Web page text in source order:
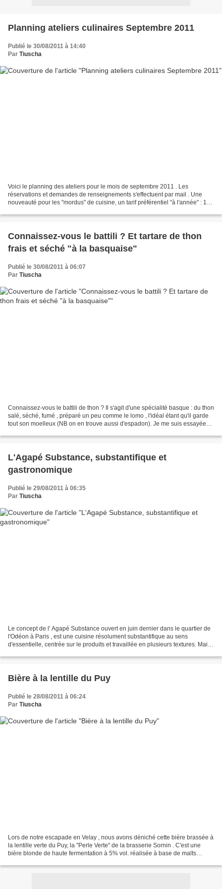
Planning ateliers culinaires Septembre 2011
Publié le 30/08/2011 à 14:40
Par Tiuscha
Voici le planning des ateliers pour le mois de septembre 2011 . Les
réservations et demandes de renseignements s'effectuent par mail . Une
nouveauté pour les "mordus" de cuisine, un tarif préférentiel "à l'année" : 150
Connaissez-vous le battili ? Et tartare de thon
frais et séché "à la basquaise"
Publié le 30/08/2011 à 06:07
Par Tiuscha
Connaissez-vous le battili de thon ? Il s'agit d'une spécialité basque : du thon
salé, séché, fumé , préparé un peu comme le lomo , l'idéal étant qu'il garde
tout son moelleux (NB on en trouve aussi d'espadon). Je me suis essayée
L'Agapé Substance, substantifique et
gastronomique
Publié le 29/08/2011 à 06:35
Par Tiuscha
Le concept de l' Agapé Substance ouvert en juin dernier dans le quartier de
l'Odéon à Paris , est une cuisine résolument substantifique au sens
d'essentielle, centrée sur le produits et travaillée en plusieurs textures. Mais
Bière à la lentille du Puy
Publié le 28/08/2011 à 06:24
Par Tiuscha
Lors de notre escapade en Velay , nous avons déniché cette bière brassée à
la lentille verte du Puy, la "Perle Verte" de la brasserie Sornin . C'est une
bière blonde de haute fermentation à 5% vol. réalisée à base de malts